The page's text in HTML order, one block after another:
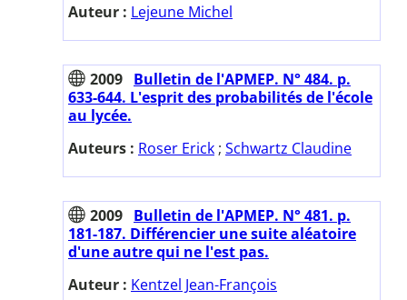
Auteur : Lejeune Michel
2009 Bulletin de l'APMEP. N° 484. p.
633-644. L'esprit des probabilités de l'école
au lycée.
Auteurs : Roser Erick ; Schwartz Claudine
2009 Bulletin de l'APMEP. N° 481. p.
181-187. Différencier une suite aléatoire
d'une autre qui ne l'est pas.
Auteur : Kentzel Jean-François